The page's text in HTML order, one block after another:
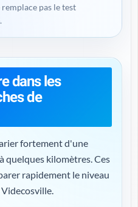
pas le test
dans les
de
fortement d'une
quelques kilomètres. Ces
rapidement le niveau